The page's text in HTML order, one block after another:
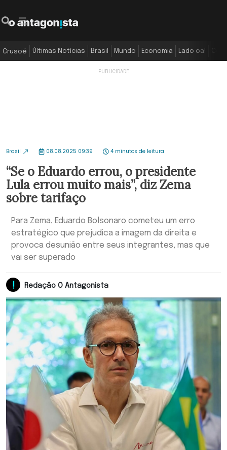
Crusoé Últimas Notícias Brasil Mundo Economia Lado oa!
Brasil 08.08.2025 09:39 4 minutos de leitura
“Se o Eduardo errou, o presidente
Lula errou muito mais”, diz Zema
sobre tarifaço
Para Zema, Eduardo Bolsonaro cometeu um erro
estratégico que prejudica a imagem da direita e
provoca desunião entre seus integrantes, mas que
vai ser superado
Redação O Antagonista